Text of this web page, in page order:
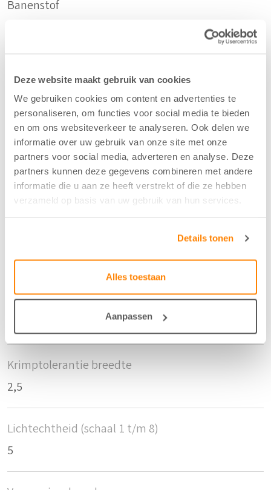
Deze website maakt gebruik van cookies
We gebruiken cookies om content en advertenties te
personaliseren, om functies voor social media te bieden
en om ons websiteverkeer te analyseren. Ook delen we
informatie over uw gebruik van onze site met onze
partners voor social media, adverteren en analyse. Deze
partners kunnen deze gegevens combineren met andere
informatie die u aan ze heeft verstrekt of die ze hebben
verzameld op basis van uw gebruik van hun services.
Details tonen
Alles toestaan
Aanpassen
Banenstof
Samenstelling
80%CO/20%CO-recycled
Kleur
Stone - 18
140 cm
Krimptolerantie hoogte
Krimptolerantie breedte
2,5
Lichtechtheid (schaal 1 t/m 8)
5